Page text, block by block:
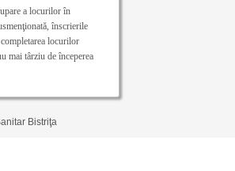
a locurilor în
înscrierile
locurilor
mai târziu de începerea
Bistriţa